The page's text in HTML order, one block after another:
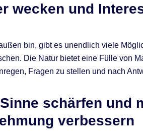
wecken und
bin, gibt es unendlich viele
Die Natur bietet eine Fülle von
Fragen zu stellen und nach
schärfen und
verbessern